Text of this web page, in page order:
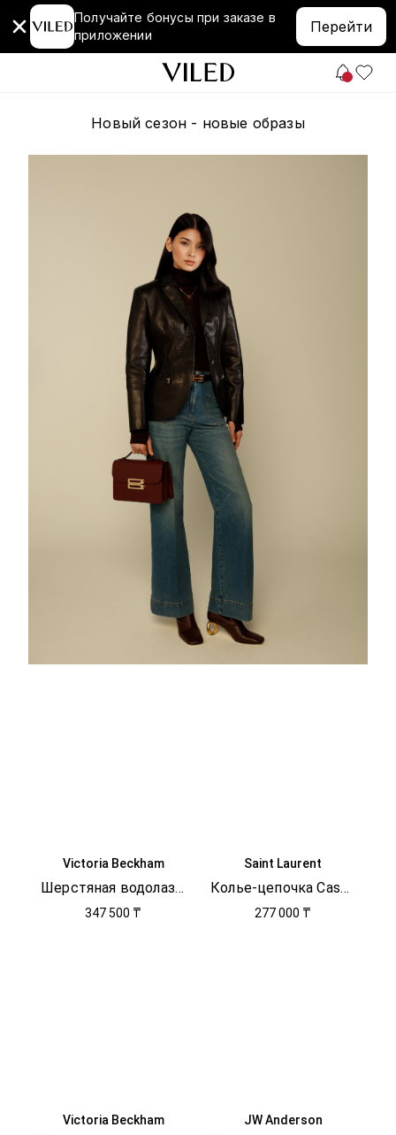
Получайте бонусы при заказе в
приложении
Перейти
Новый сезон - новые образы
Victoria Beckham
Шерстяная водолазка
347 500 ₸
Saint Laurent
Колье-цепочка Cassandre
277 000 ₸
Victoria Beckham JW Anderson